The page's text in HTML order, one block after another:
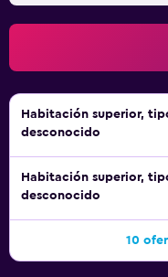
Habitación superior,
desconocido
Habitación superior,
desconocido
10